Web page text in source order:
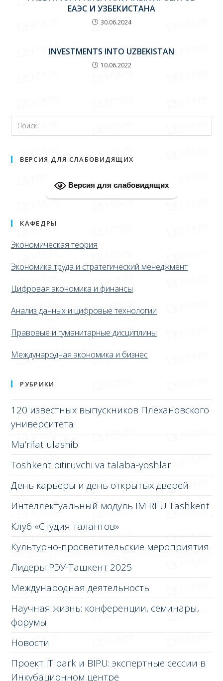
ЕАЭС И УЗБЕКИСТАНА
30.06.2024
INVESTMENTS INTO UZBEKISTAN
10.06.2022
ВЕРСИЯ ДЛЯ СЛАБОВИДЯЩИХ
Версия для слабовидящих
КАФЕДРЫ
Экономическая теория
Экономика труда и стратегический менеджмент
Цифровая экономика и финансы
Анализ данных и цифровые технологии
Правовые и гуманитарные дисциплины
Международная экономика и бизнес
РУБРИКИ
120 известных выпускников Плехановского
университета
Ma’rifat ulashib
Toshkent bitiruvchi va talaba-yoshlar
День карьеры и день открытых дверей
Интеллектуальный модуль IM REU Tashkent
Клуб «Студия талантов»
Культурно-просветительские мероприятия
Лидеры РЭУ-Ташкент 2025
Международная деятельность
Научная жизнь: конференции, семинары,
форумы
Новости
Проект IT park и BIPU: экспертные сессии в
Инкубационном центре